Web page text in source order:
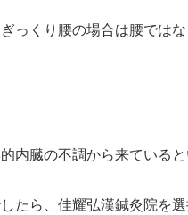
っくり腰の場合は腰では
内臓の不調から来ていると
たら、佳耀弘漢鍼灸院を